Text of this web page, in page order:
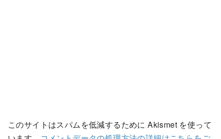
このサイトはスパムを低減するために Akismet を使って